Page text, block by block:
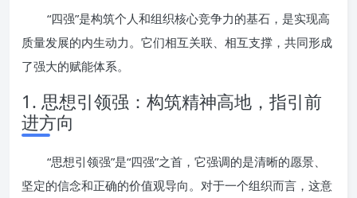
“四强”是构筑个人和组织核心竞争力的基石，是实现高
质量发展的内生动力。它们相互关联、相互支撑，共同形成
了强大的赋能体系。
1. 思想引领强：构筑精神高地，指引前
进方向
“思想引领强”是“四强”之首，它强调的是清晰的愿景、
坚定的信念和正确的价值观导向。对于一个组织而言，这意